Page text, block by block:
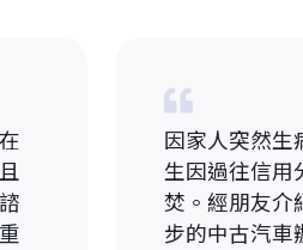
因家人突然生
生因過往信用
焚。經朋友介
步的中古汽車